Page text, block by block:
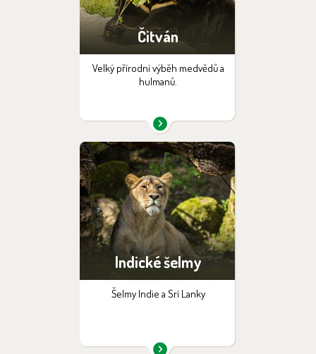
Čitván
Velký přírodní výběh medvědů a
hulmanů.
Indické šelmy
Šelmy Indie a Srí Lanky